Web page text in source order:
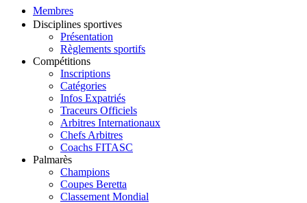
Membres
Disciplines sportives
Présentation
Règlements sportifs
Compétitions
Inscriptions
Catégories
Infos Expatriés
Traceurs Officiels
Arbitres Internationaux
Chefs Arbitres
Coachs FITASC
Palmarès
Champions
Coupes Beretta
Classement Mondial